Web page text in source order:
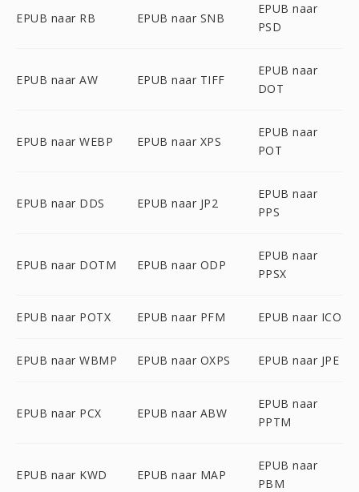
EPUB naar RB EPUB naar SNB
EPUB naar
PSD
EPUB naar AW EPUB naar TIFF
EPUB naar
DOT
EPUB naar WEBP EPUB naar XPS
EPUB naar
POT
EPUB naar DDS EPUB naar JP2
EPUB naar
PPS
EPUB naar DOTM EPUB naar ODP
EPUB naar
PPSX
EPUB naar POTX EPUB naar PFM EPUB naar ICO
EPUB naar WBMP EPUB naar OXPS EPUB naar JPE
EPUB naar PCX EPUB naar ABW
EPUB naar
PPTM
EPUB naar KWD EPUB naar MAP
EPUB naar
PBM